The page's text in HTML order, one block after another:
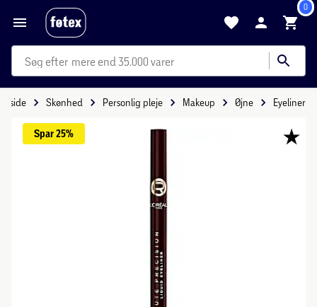
0
mere end 35.000 varer
Skønhed Personlig pleje Makeup Øjne Eyeliner
Spar 25%